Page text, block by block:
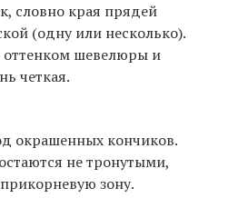
словно края прядей
(одну или несколько).
шевелюры и
четкая.
окрашенных кончиков.
не тронутыми,
зону.